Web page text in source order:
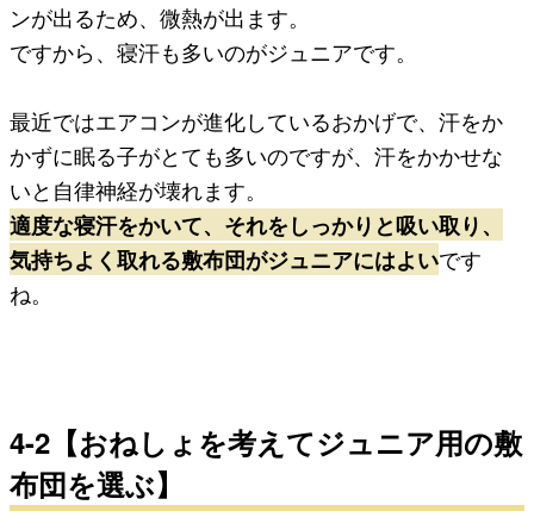
ンが出るため、微熱が出ます。
ですから、寝汗も多いのがジュニアです。
最近ではエアコンが進化しているおかげで、汗をか
かずに眠る子がとても多いのですが、汗をかかせな
いと自律神経が壊れます。
適度な寝汗をかいて、それをしっかりと吸い取り、
気持ちよく取れる敷布団がジュニアにはよいです
ね。
4-2【おねしょを考えてジュニア用の敷
布団を選ぶ】